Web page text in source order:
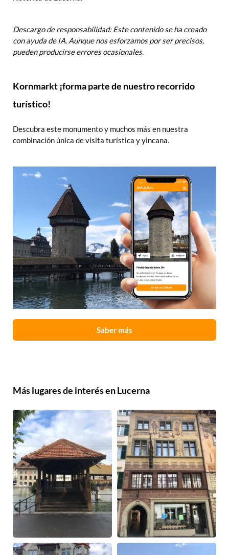
Descargo de responsabilidad: Este contenido se ha creado
con ayuda de IA. Aunque nos esforzamos por ser precisos,
pueden producirse errores ocasionales.
Kornmarkt ¡forma parte de nuestro recorrido
turístico!
Descubra este monumento y muchos más en nuestra
combinación única de visita turística y yincana.
Saber más
Más lugares de interés en Lucerna